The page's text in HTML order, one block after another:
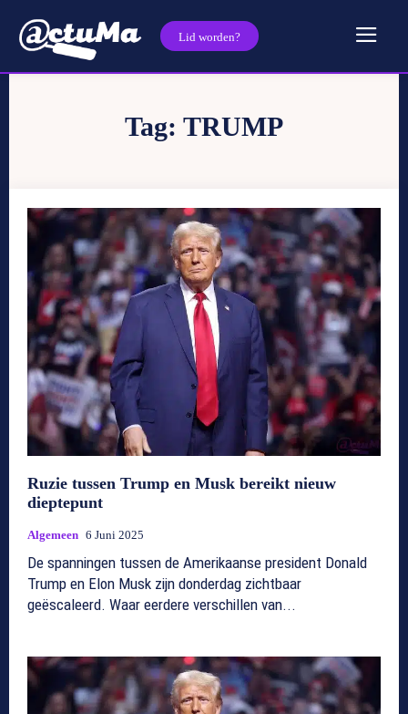
Lid worden?
Tag: TRUMP
Ruzie tussen Trump en Musk bereikt nieuw
dieptepunt
Algemeen 6 Juni 2025
De spanningen tussen de Amerikaanse president Donald
Trump en Elon Musk zijn donderdag zichtbaar
geëscaleerd. Waar eerdere verschillen van...